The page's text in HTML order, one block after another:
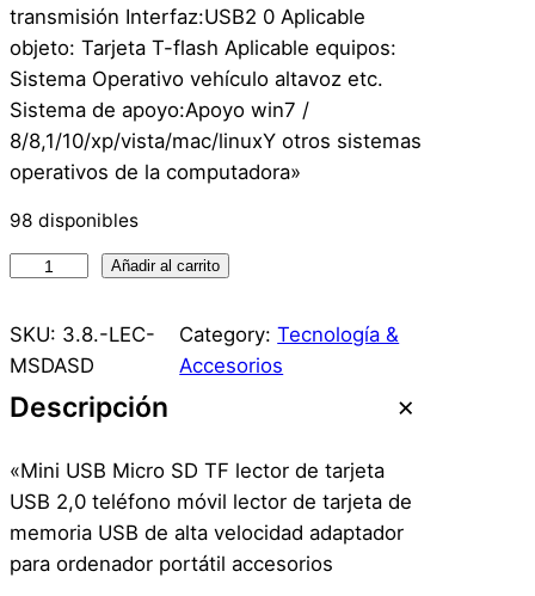
transmisión Interfaz:USB2 0 Aplicable
objeto: Tarjeta T-flash Aplicable equipos:
Sistema Operativo vehículo altavoz etc.
Sistema de apoyo:Apoyo win7 /
8/8,1/10/xp/vista/mac/linuxY otros sistemas
operativos de la computadora»
98 disponibles
c
t
o
r
r
j
e
Añadir al carrito
SKU: 3.8.-LEC-
MSDASD
Category:Tecnología &
Accesorios
Descripción
«Mini USB Micro SD TF lector de tarjeta
USB 2,0 teléfono móvil lector de tarjeta de
memoria USB de alta velocidad adaptador
para ordenador portátil accesorios